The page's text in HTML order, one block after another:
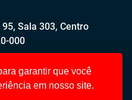
95, Sala 303, Centro
000
garantir que você
em nosso site.